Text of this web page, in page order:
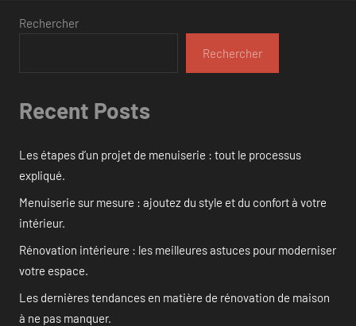
Rechercher
Rechercher
Recent Posts
Les étapes d’un projet de menuiserie : tout le processus
expliqué.
Menuiserie sur mesure : ajoutez du style et du confort à votre
intérieur.
Rénovation intérieure : les meilleures astuces pour moderniser
votre espace.
Les dernières tendances en matière de rénovation de maison
à ne pas manquer.